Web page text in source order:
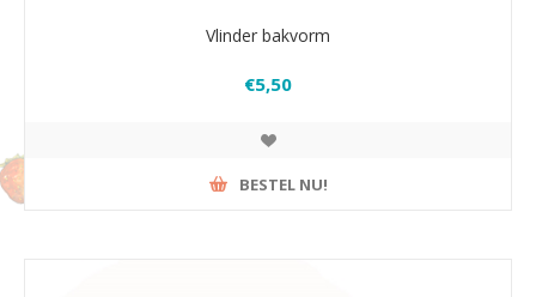
Vlinder bakvorm
€5,50
BESTEL NU!